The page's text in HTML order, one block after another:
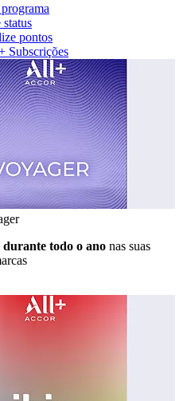
status
pontos
Subscrições
durante todo o ano nas suas